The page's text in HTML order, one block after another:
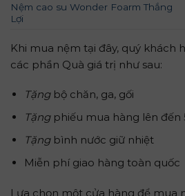
Nệm cao su Wonder Foarm Thắng
Lợi
Khi mua nệm tại đây, quý khách
các phần Quà giá trị như sau:
Tặngbộ chăn, ga, gối
Tặngphiếu mua hàng lên đến
Tặngbình nước giữ nhiệt
Miễn phí giao hàng toàn quốc
Lựa chọn một cửa hàng để mua